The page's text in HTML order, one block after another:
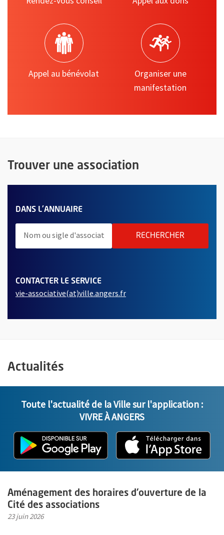
Appel au bénévolat
Organiser une
manifestation
Trouver une association
TERMES À RECHERCHER
DANS L'ANNUAIREDES ASSOCIATIONS
RECHERCHER
CONTACTER LE SERVICE
vie-associative(at)ville.angers.fr, Ouvre une nouvelle fenêtre
Actualités
Toute l'actualité de la Ville sur l'application :
VIVRE À ANGERS
L'application "Vivre à Angers" -
, Ouvre une nouvelle fenêtre ,
Aménagement des horaires d'ouverture de la
Cité des associations
23 juin 2026
En savoir plus sur l'actualité Aménagement des horaires